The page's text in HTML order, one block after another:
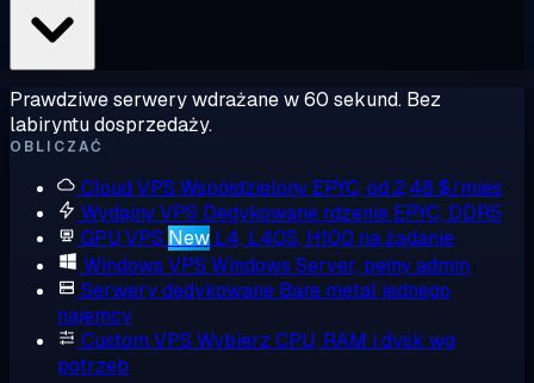
Prawdziwe serwery wdrażane w 60 sekund. Bez
labiryntu dosprzedaży.
OBLICZAĆ
Cloud VPS Współdzielony EPYC, od 2,48 $/mies
Wydajny VPS Dedykowane rdzenie EPYC, DDR5
GPU VPS New L4, L40S, H100 na żądanie
Windows VPS Windows Server, pełny admin
Serwery dedykowane Bare metal jednego
najemcy
Custom VPS Wybierz CPU, RAM i dysk wg
potrzeb